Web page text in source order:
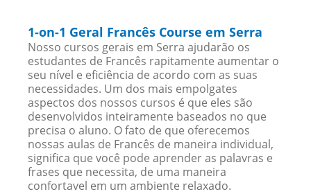
1-on-1 Geral Francês Course em Serra
Nosso cursos gerais em Serra ajudarão os
estudantes de Francês rapitamente aumentar o
seu nível e eficiência de acordo com as suas
necessidades. Um dos mais empolgates
aspectos dos nossos cursos é que eles são
desenvolvidos inteiramente baseados no que
precisa o aluno. O fato de que oferecemos
nossas aulas de Francês de maneira individual,
significa que você pode aprender as palavras e
frases que necessita, de uma maneira
confortavel em um ambiente relaxado.